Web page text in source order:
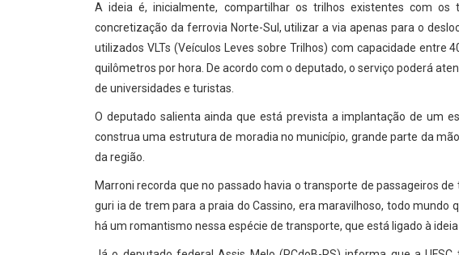
A ideia é, inicialmente, compartilhar os trilhos existentes com
concretização da ferrovia Norte-Sul, utilizar a via apenas para o
utilizados VLTs (Veículos Leves sobre Trilhos) com capacidade entre
quilômetros por hora. De acordo com o deputado, o serviço poderá
de universidades e turistas.
O deputado salienta ainda que está prevista a implantação de um
construa uma estrutura de moradia no município, grande parte da
da região.
Marroni recorda que no passado havia o transporte de passageiros
guri ia de trem para a praia do Cassino, era maravilhoso, todo mundo
há um romantismo nessa espécie de transporte, que está ligado à